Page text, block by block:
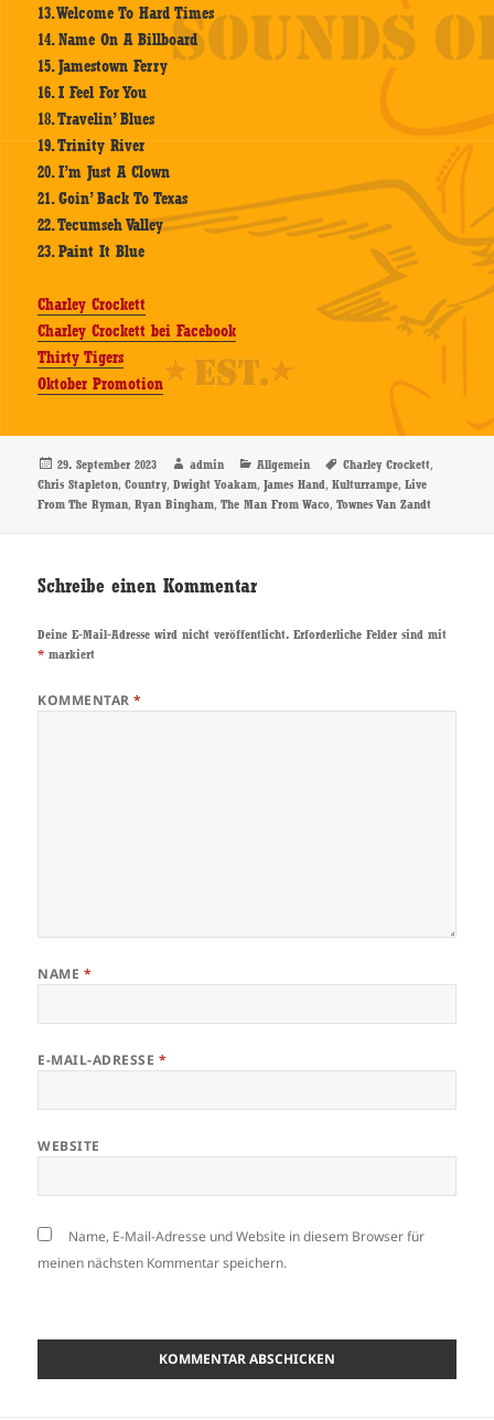
13. Welcome To Hard Times
14. Name On A Billboard
15. Jamestown Ferry
16. I Feel For You
18. Travelin’ Blues
19. Trinity River
20. I’m Just A Clown
21. Goin’ Back To Texas
22. Tecumseh Valley
23. Paint It Blue
Charley Crockett
Charley Crockett bei Facebook
Thirty Tigers
Oktober Promotion
Veröffentlicht
am
29. September 2023 Autor
admin Kategorien
Allgemein Schlagwörter
Charley Crockett,
Chris Stapleton,Country,Dwight Yoakam,James Hand,Kulturrampe,Live
From The Ryman,Ryan Bingham,The Man From Waco,Townes Van Zandt
Schreibe einen Kommentar
Deine E-Mail-Adresse wird nicht veröffentlicht. Erforderliche Felder sind mit
* markiert
KOMMENTAR*
NAME *
E-MAIL-ADRESSE *
WEBSITE
Name, E-Mail-Adresse und Website in diesem Browser für
meinen nächsten Kommentar speichern.